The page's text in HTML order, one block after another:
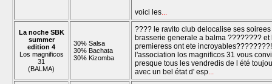
voici les...
La noche SBK
summer
edition 4
Los magnificos
31
(BALMA)
30% Salsa
30% Bachata
30% Kizomba
???? le ravito club delocalise ses
brasserie generale a balma ???????? et
premieress ont ete
l'association los magnificos 31 vous
presque tous les vendredis de l été
avec un bel état d' esp...